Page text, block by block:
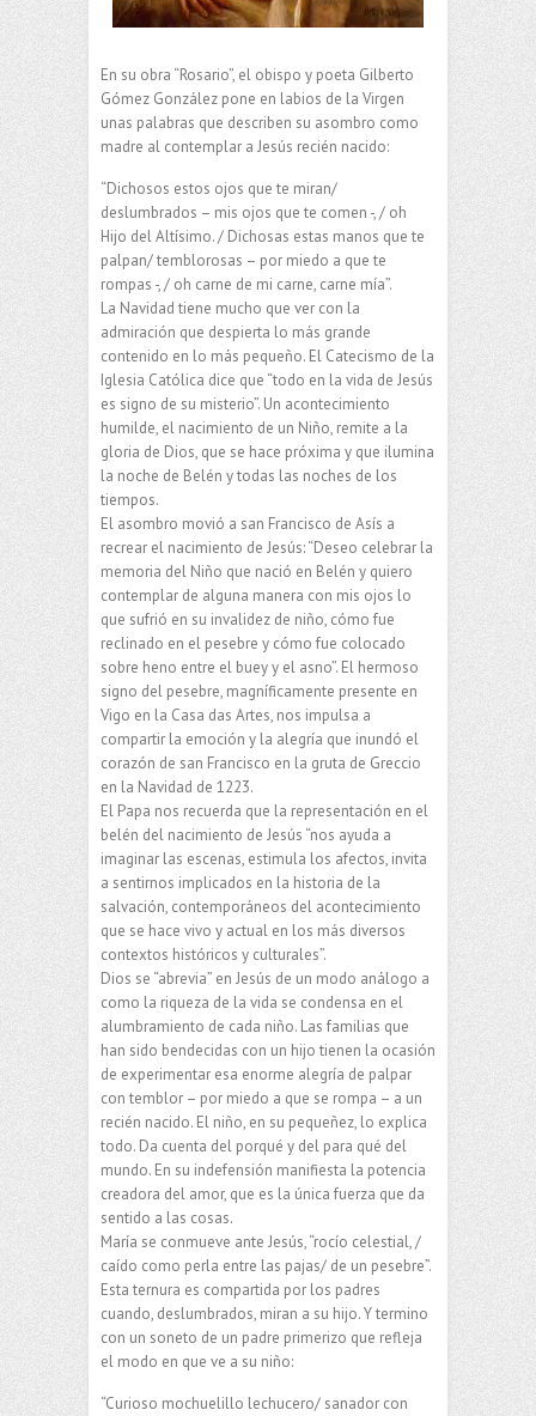
En su obra “Rosario”, el obispo y poeta Gilberto
Gómez González pone en labios de la Virgen
unas palabras que describen su asombro como
madre al contemplar a Jesús recién nacido:
“Dichosos estos ojos que te miran/
deslumbrados – mis ojos que te comen -, / oh
Hijo del Altísimo. / Dichosas estas manos que te
palpan/ temblorosas – por miedo a que te
rompas -, / oh carne de mi carne, carne mía”.
La Navidad tiene mucho que ver con la
admiración que despierta lo más grande
contenido en lo más pequeño. El Catecismo de la
Iglesia Católica dice que “todo en la vida de Jesús
es signo de su misterio”. Un acontecimiento
humilde, el nacimiento de un Niño, remite a la
gloria de Dios, que se hace próxima y que ilumina
la noche de Belén y todas las noches de los
tiempos.
El asombro movió a san Francisco de Asís a
recrear el nacimiento de Jesús: “Deseo celebrar la
memoria del Niño que nació en Belén y quiero
contemplar de alguna manera con mis ojos lo
que sufrió en su invalidez de niño, cómo fue
reclinado en el pesebre y cómo fue colocado
sobre heno entre el buey y el asno”. El hermoso
signo del pesebre, magníficamente presente en
Vigo en la Casa das Artes, nos impulsa a
compartir la emoción y la alegría que inundó el
corazón de san Francisco en la gruta de Greccio
en la Navidad de 1223.
El Papa nos recuerda que la representación en el
belén del nacimiento de Jesús “nos ayuda a
imaginar las escenas, estimula los afectos, invita
a sentirnos implicados en la historia de la
salvación, contemporáneos del acontecimiento
que se hace vivo y actual en los más diversos
contextos históricos y culturales”.
Dios se “abrevia” en Jesús de un modo análogo a
como la riqueza de la vida se condensa en el
alumbramiento de cada niño. Las familias que
han sido bendecidas con un hijo tienen la ocasión
de experimentar esa enorme alegría de palpar
con temblor – por miedo a que se rompa – a un
recién nacido. El niño, en su pequeñez, lo explica
todo. Da cuenta del porqué y del para qué del
mundo. En su indefensión manifiesta la potencia
creadora del amor, que es la única fuerza que da
sentido a las cosas.
María se conmueve ante Jesús, “rocío celestial, /
caído como perla entre las pajas/ de un pesebre”.
Esta ternura es compartida por los padres
cuando, deslumbrados, miran a su hijo. Y termino
con un soneto de un padre primerizo que refleja
el modo en que ve a su niño:
“Curioso mochuelillo lechucero/ sanador con